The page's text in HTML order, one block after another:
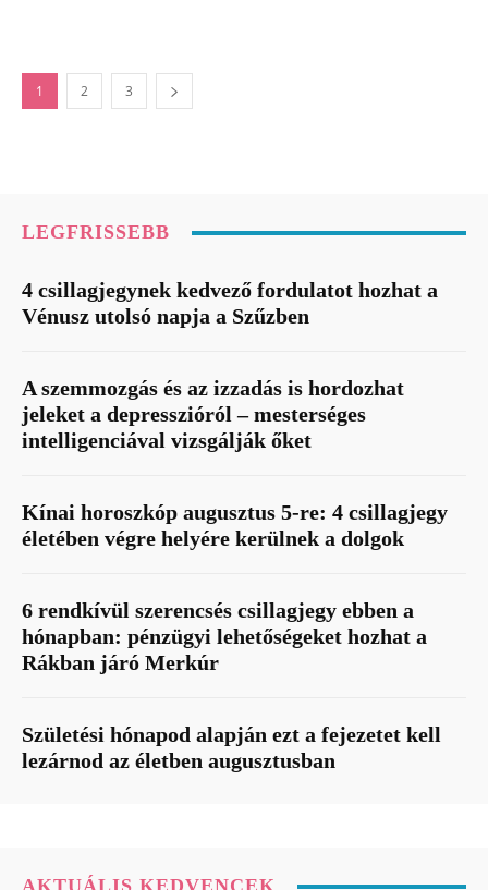
1 2 3
LEGFRISSEBB
4 csillagjegynek kedvező fordulatot hozhat a
Vénusz utolsó napja a Szűzben
A szemmozgás és az izzadás is hordozhat
jeleket a depresszióról – mesterséges
intelligenciával vizsgálják őket
Kínai horoszkóp augusztus 5-re: 4 csillagjegy
életében végre helyére kerülnek a dolgok
6 rendkívül szerencsés csillagjegy ebben a
hónapban: pénzügyi lehetőségeket hozhat a
Rákban járó Merkúr
Születési hónapod alapján ezt a fejezetet kell
lezárnod az életben augusztusban